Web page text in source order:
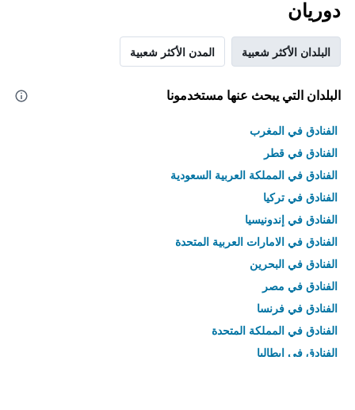
دوريان
البلدان الأكثر شعبية المدن الأكثر شعبية
البلدان التي يبحث عنها مستخدمونا
الفنادق في المغرب
الفنادق في قطر
الفنادق في المملكة العربية السعودية
الفنادق في تركيا
الفنادق في إندونيسيا
الفنادق في الامارات العربية المتحدة
الفنادق في البحرين
الفنادق في مصر
الفنادق في فرنسا
الفنادق في المملكة المتحدة
الفنادق في إيطاليا